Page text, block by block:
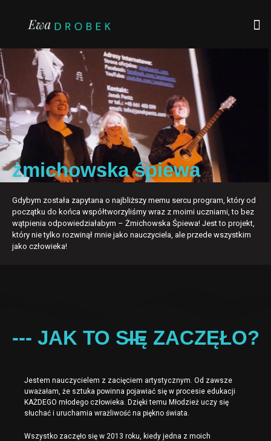
żmichowska śpiewa
Gdybym została zapytana o najbliższy memu sercu program, który od
początku do końca współtworzyliśmy wraz z moimi uczniami, to bez
wątpienia odpowiedziałabym – Żmichowska Śpiewa! Jest to projekt,
który nie tylko rozwinął mnie jako nauczyciela, ale przede wszystkim
jako człowieka!
--- JAK TO SIĘ ZACZĘŁO? ---
Jestem nauczycielem z zacięciem artystycznym. Od zawsze
uważałam, że sztuka powinna pojawiać się w procesie edukacji
KAŻDEGO młodego człowieka. Dzięki temu Młodzież uczy się
słuchać i uruchamia wrażliwość na piękno świata.
Wszystko zaczęło się w 2013 roku, kiedy jedna z moich